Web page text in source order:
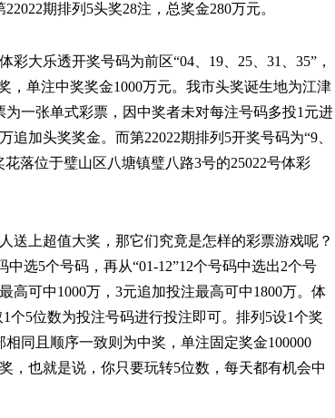
期排列5头奖28注，总奖金280万元。
彩大乐透开奖号码为前区“04、19、25、31、35”，
，单注中奖奖金1000万元。我市头奖诞生地为江津
为一张单式彩票，因中奖者未对每注号码多投1元进
加头奖奖金。而第22022期排列5开奖号码为“9、
落位于璧山区八塘镇璧八路3号的25022号体彩
送上超值大奖，那它们究竟是怎样的彩票游戏呢？
中选5个号码，再从“01-12”12个号码中选出2个号
高可中1000万，3元追加投注最高可中1800万。体
个5位数为投注号码进行投注即可。排列5设1个奖
同且顺序一致则为中奖，单注固定奖金100000
，也就是说，你只要玩转5位数，每天都有机会中